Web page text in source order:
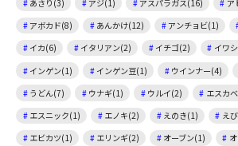
あさり(3)
アジ(1) アスパラガス(16)
ア
アボカド(8)
あんかけ(12) アンチョビ(1)
イカ(6)
イタリアン(2) イチゴ(2) イワ
インゲン(1)
インゲン豆(1) ウインナー(4)
うどん(7)
ウナギ(1) ウルイ(2)
エスカ
エスニック(1)
エノキ(2) えのき(1) え
エビカツ(1)
エリンギ(2) オーブン(1)